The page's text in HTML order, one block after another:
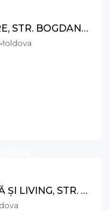
APARTAMENT CU 4 CAMERE, STR. BOGDAN VOIEVOD, RÂȘCANI
APARTAMENT CU 1 CAMERĂ ȘI LIVING, STR. CALEA MOȘILOR, RÂȘCANI